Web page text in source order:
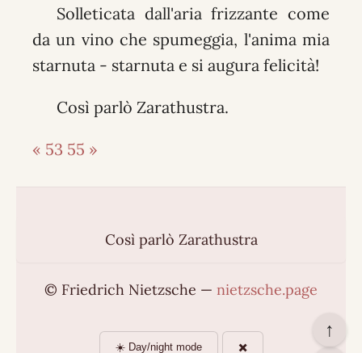
Solleticata dall'aria frizzante come
da un vino che spumeggia, l'anima mia
starnuta - starnuta e si augura felicità!
Così parlò Zarathustra.
« 53 55 »
↑
Così parlò Zarathustra
© Friedrich Nietzsche — nietzsche.page
☀️ Day/night mode ✖️